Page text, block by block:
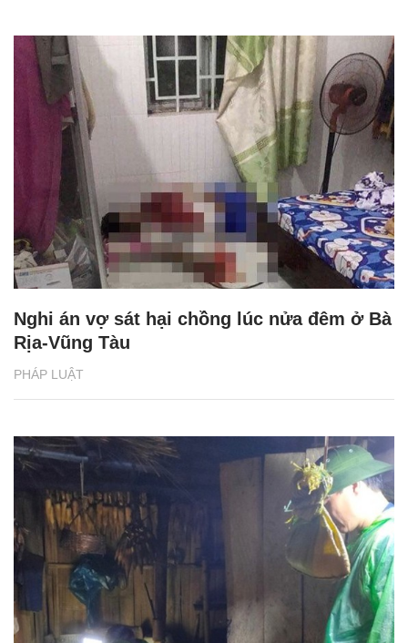
PHÁP LUẬT
Nghi án vợ sát hại chồng lúc nửa đêm ở Bà
Rịa-Vũng Tàu